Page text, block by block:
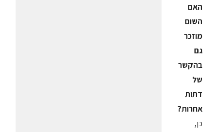
האם
השום
מוזכר
גם
בהקשר
של
דתות
אחרות?
כן,